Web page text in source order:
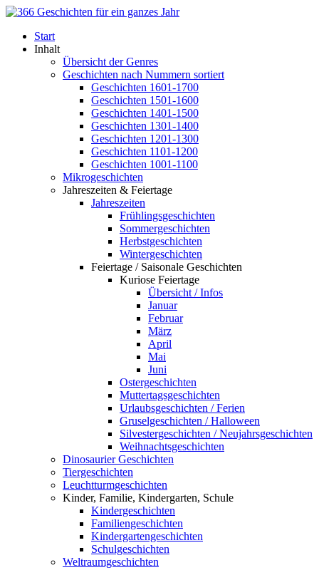
Start
Inhalt
Übersicht der Genres
Geschichten nach Nummern sortiert
Geschichten 1601-1700
Geschichten 1501-1600
Geschichten 1401-1500
Geschichten 1301-1400
Geschichten 1201-1300
Geschichten 1101-1200
Geschichten 1001-1100
Mikrogeschichten
Jahreszeiten & Feiertage
Jahreszeiten
Frühlingsgeschichten
Sommergeschichten
Herbstgeschichten
Wintergeschichten
Feiertage / Saisonale Geschichten
Kuriose Feiertage
Übersicht / Infos
Januar
Februar
März
April
Mai
Juni
Ostergeschichten
Muttertagsgeschichten
Urlaubsgeschichten / Ferien
Gruselgeschichten / Halloween
Silvestergeschichten / Neujahrsgeschichten
Weihnachtsgeschichten
Dinosaurier Geschichten
Tiergeschichten
Leuchtturmgeschichten
Kinder, Familie, Kindergarten, Schule
Kindergeschichten
Familiengeschichten
Kindergartengeschichten
Schulgeschichten
Weltraumgeschichten